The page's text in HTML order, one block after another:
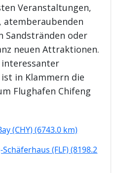
Veranstaltungen,
atemberaubenden
Sandstränden oder
neuen Attraktionen.
interessanter
in Klammern die
Flughafen Chifeng
(CHY) (6743.0 km)
(FLF) (8198.2